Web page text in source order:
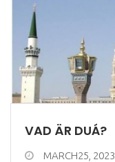
VAD ÄR DUÁ?
MARCH25, 2023